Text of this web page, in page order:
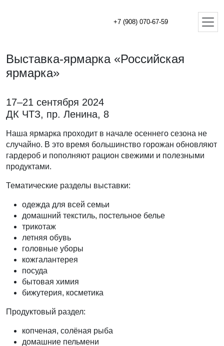
+7 (908) 070-67-59
Выставка-ярмарка «Российская
ярмарка»
17–21 сентября 2024
ДК ЧТЗ, пр. Ленина, 8
Наша ярмарка проходит в начале осеннего сезона не
случайно. В это время большинство горожан обновляют
гардероб и пополняют рацион свежими и полезными
продуктами.
Тематические разделы выставки:
одежда для всей семьи
домашний текстиль, постельное белье
трикотаж
летняя обувь
головные уборы
кожгалантерея
посуда
бытовая химия
бижутерия, косметика
Продуктовый раздел:
копченая, солёная рыба
домашние пельмени